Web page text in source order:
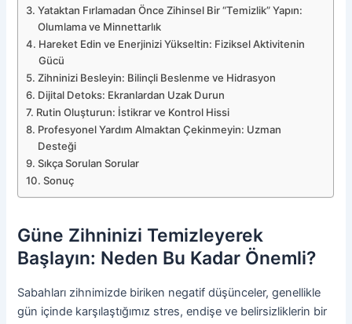
Yataktan Fırlamadan Önce Zihinsel Bir “Temizlik” Yapın:
Olumlama ve Minnettarlık
Hareket Edin ve Enerjinizi Yükseltin: Fiziksel Aktivitenin
Gücü
Zihninizi Besleyin: Bilinçli Beslenme ve Hidrasyon
Dijital Detoks: Ekranlardan Uzak Durun
Rutin Oluşturun: İstikrar ve Kontrol Hissi
Profesyonel Yardım Almaktan Çekinmeyin: Uzman
Desteği
Sıkça Sorulan Sorular
Sonuç
Güne Zihninizi Temizleyerek
Başlayın: Neden Bu Kadar Önemli?
Sabahları zihnimizde biriken negatif düşünceler, genellikle
gün içinde karşılaştığımız stres, endişe ve belirsizliklerin bir